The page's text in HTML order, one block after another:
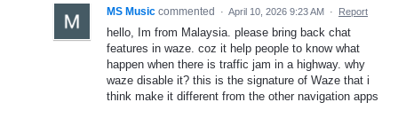
MS Music commented · April 10, 2026 9:23 AM · Report
hello, Im from Malaysia. please bring back chat
features in waze. coz it help people to know what
happen when there is traffic jam in a highway. why
waze disable it? this is the signature of Waze that i
think make it different from the other navigation apps